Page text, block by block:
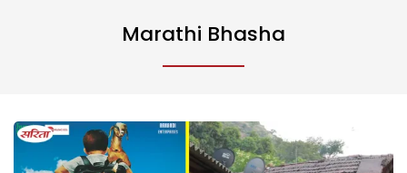
Marathi Bhasha